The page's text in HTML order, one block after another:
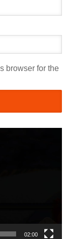
browser for the
02:00